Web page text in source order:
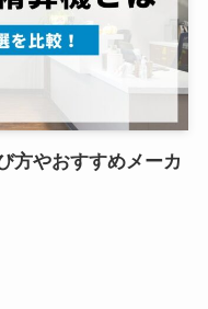
方やおすすめメーカ